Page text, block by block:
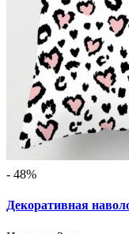
- 48%
Декоративная